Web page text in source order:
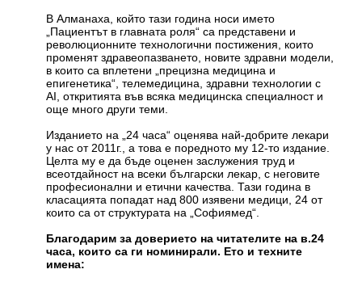
В Алманаха, който тази година носи името
„Пациентът в главната роля“ са представени и
революционните технологични постижения, които
променят здравеопазването, новите здравни модели,
в които са вплетени „прецизна медицина и
епигенетика“, телемедицина, здравни технологии с
AI, откритията във всяка медицинска специалност и
още много други теми.
Изданието на „24 часа“ оценява най-добрите лекари
у нас от 2011г., а това е поредното му 12-то издание.
Целта му е да бъде оценен заслужения труд и
всеотдайност на всеки български лекар, с неговите
професионални и етични качества. Тази година в
класацията попадат над 800 изявени медици, 24 от
които са от структурата на „Софиямед“.
Благодарим за доверието на читателите на в.24
часа, които са ги номинирали. Ето и техните
имена: